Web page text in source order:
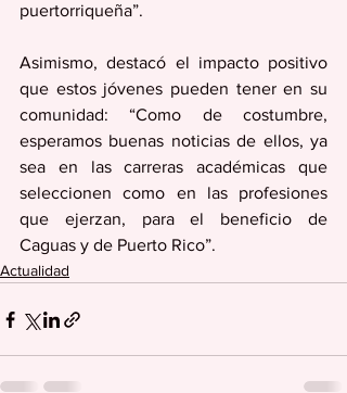
puertorriqueña”.
Asimismo, destacó el impacto positivo
que estos jóvenes pueden tener en su
comunidad: “Como de costumbre,
esperamos buenas noticias de ellos, ya
sea en las carreras académicas que
seleccionen como en las profesiones
que ejerzan, para el beneficio de
Caguas y de Puerto Rico”.
Actualidad